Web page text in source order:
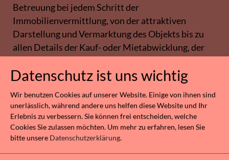
Betreuung bei jedem Schritt der
Immobilienvermittlung, von der attraktiven
Darstellung und Vermarktung des Objekts bis zu
allen Details der Kauf- oder Mietabwicklung, der
Zum umfassenden Serviceangebot unseres
Netzwerks zählt die Organisation von Relocation-
Services im In- und Ausland (z.B. für Diplomaten
oder Expats) ebenso wie niveauvolles Homestaging
und Interior Design, die Koordination von
Bauträgern, Architekten und Handwerkern bei der
Datenschutz ist uns wichtig
Wir benutzen Cookies auf unserer Website. Einige von ihnen sind
unerlässlich, während andere uns helfen diese Website und Ihr
Erlebnis zu verbessern. Sie können frei entscheiden, welche
Cookies Sie zulassen möchten. Um mehr zu erfahren, lesen Sie
bitte unsere Datenschutzerklärung.